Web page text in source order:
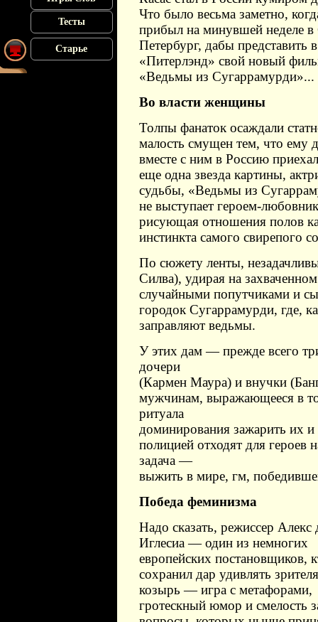
Тесты
Старье
Что было весьма заметно,
прибыл на минувшей неделе в
Петербург, дабы представить
«Питерлэнд» свой новый
«Ведьмы из Сугаррамурди»...
Во власти женщины
Толпы фанаток осаждали
малость смущен тем, что ему
вместе с ним в Россию
еще одна звезда картины,
судьбы, «Ведьмы из
не выступает героем-
рисующая отношения полов
инстинкта самого свирепого
По сюжету ленты,
Силва), удирая на
случайными попутчиками и
городок Сугаррамурди, где,
заправляют ведьмы.
У этих дам — прежде всего
дочери
(Кармен Маура) и внучки
мужчинам, выражающееся в
ритуала
доминирования зажарить их
полицией отходят для героев
задача —
выжить в мире, гм,
Победа феминизма
Надо сказать, режиссер Алекс
Иглесиа — один из немногих
европейских постановщиков,
сохранил дар удивлять
козырь — игра с метафорами,
гротескный юмор и смелость